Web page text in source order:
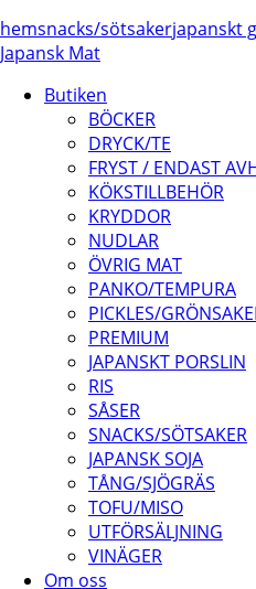
hemsnacks/sötsakerjapanskt
Japansk Mat
Butiken
BÖCKER
DRYCK/TE
FRYST / ENDAST
KÖKSTILLBEHÖR
KRYDDOR
NUDLAR
ÖVRIG MAT
PANKO/TEMPURA
PICKLES/
PREMIUM
JAPANSKT PORSLIN
RIS
SÅSER
SNACKS/SÖTSAKER
JAPANSK SOJA
TÅNG/SJÖGRÄS
TOFU/MISO
UTFÖRSÄLJNING
VINÄGER
Om oss